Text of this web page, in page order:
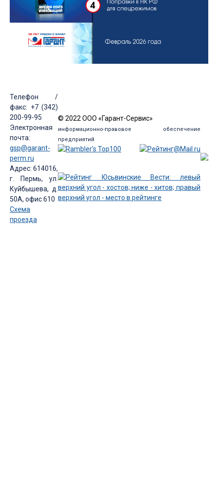
Телефон /
факс: +7 (342)
200-99-95
Электронная
почта:
gsp@garant-
perm.ru
Адрес: 614016,
г. Пермь, ул.
Куйбышева, д.
50А, офис 610
Схема
проезда
© 2022 ООО «Гарант-Сервис»
информационно-правовое обеспечение
предприятий